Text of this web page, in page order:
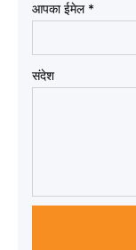
आपका ईमेल *
संदेश